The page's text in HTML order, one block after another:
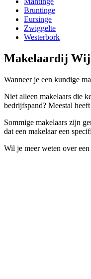
Bruntinge
Eursinge
Zwiggelte
Westerbork
Makelaardij
Wanneer je een kundige
Niet alleen makelaars die
bedrijfspand? Meestal
Sommige makelaars zijn
dat een makelaar een
Wil je meer weten over